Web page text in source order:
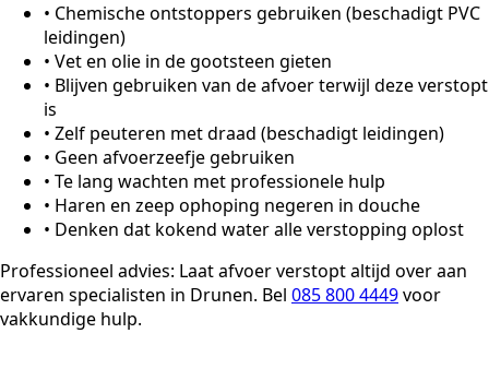
• Chemische ontstoppers gebruiken (beschadigt PVC
leidingen)
• Vet en olie in de gootsteen gieten
• Blijven gebruiken van de afvoer terwijl deze verstopt
is
• Zelf peuteren met draad (beschadigt leidingen)
• Geen afvoerzeefje gebruiken
• Te lang wachten met professionele hulp
• Haren en zeep ophoping negeren in douche
• Denken dat kokend water alle verstopping oplost
Professioneel advies: Laat afvoer verstopt altijd over aan
ervaren specialisten in Drunen. Bel 085 800 4449voor
vakkundige hulp.